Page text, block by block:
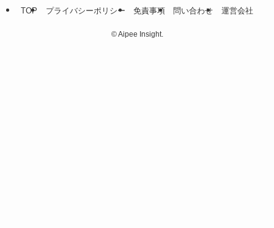
TOP プライバシーポリシー 免責事項 問い合わせ 運営会社
©Aipee Insight.